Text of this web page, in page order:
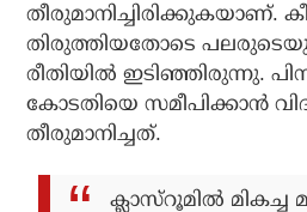
തീരുമാനിച്ചിരിക്കുകയാണ്.
തിരുത്തിയതോടെ
രീതിയിൽ ഇടിഞ്ഞിരുന്നു.
കോടതിയെ സമീപിക്കാൻ
തീരുമാനിച്ചത്.
ക്ലാസ്‌റൂമിൽ മികച്ച